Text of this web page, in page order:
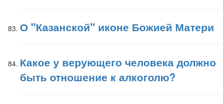
О "Казанской" иконе Божией Матери
Какое у верующего человека должно
быть отношение к алкоголю?